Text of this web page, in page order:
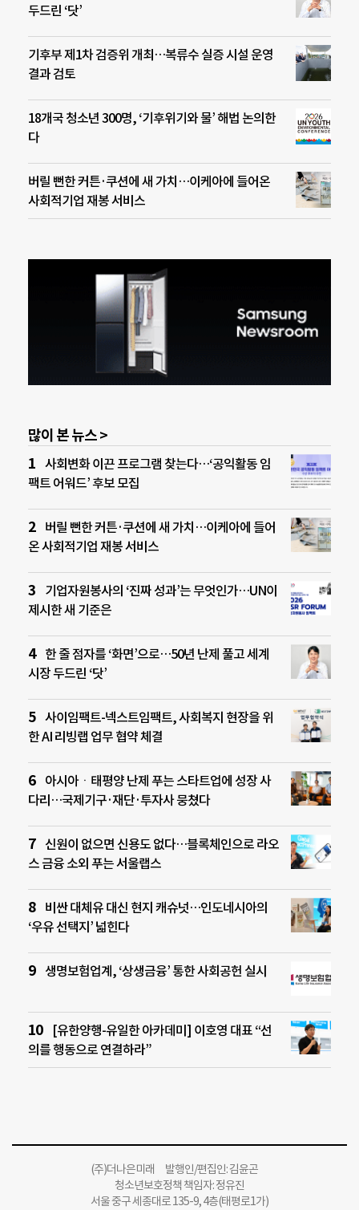
두드린 ‘닷’
기후부 제1차 검증위 개최…복류수 실증 시설 운영
결과 검토
18개국 청소년 300명, ‘기후위기와 물’ 해법 논의한
다
버릴 뻔한 커튼·쿠션에 새 가치…이케아에 들어온
사회적기업 재봉 서비스
많이 본 뉴스 >
사회변화 이끈 프로그램 찾는다…‘공익활동 임
팩트 어워드’ 후보 모집
버릴 뻔한 커튼·쿠션에 새 가치…이케아에 들어
온 사회적기업 재봉 서비스
기업자원봉사의 ‘진짜 성과’는 무엇인가…UN이
제시한 새 기준은
한 줄 점자를 ‘화면’으로…50년 난제 풀고 세계
시장 두드린 ‘닷’
사이임팩트-넥스트임팩트, 사회복지 현장을 위
한 AI 리빙랩 업무 협약 체결
아시아ㆍ태평양 난제 푸는 스타트업에 성장 사
다리…국제기구·재단·투자사 뭉쳤다
신원이 없으면 신용도 없다…블록체인으로 라오
스 금융 소외 푸는 서울랩스
비싼 대체유 대신 현지 캐슈넛…인도네시아의
‘우유 선택지’ 넓힌다
생명보험업계, ‘상생금융’ 통한 사회공헌 실시
[유한양행-유일한 아카데미] 이호영 대표 “선
의를 행동으로 연결하라”
(주)더나은미래 발행인/편집인: 김윤곤
청소년보호정책 책임자: 정유진
서울 중구 세종대로 135-9, 4층(태평로1가)